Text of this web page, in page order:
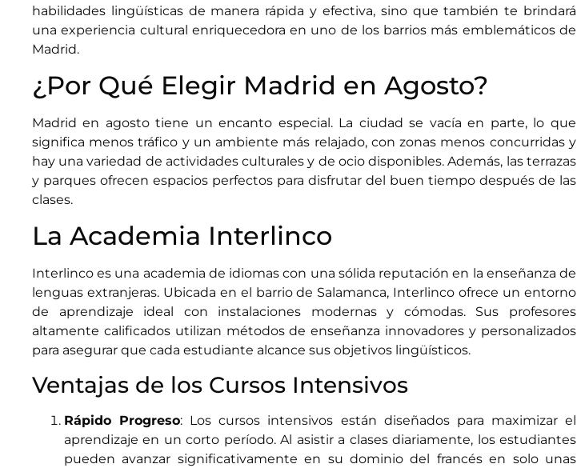
habilidades lingüísticas de manera rápida y efectiva, sino que también te brindará
una experiencia cultural enriquecedora en uno de los barrios más emblemáticos de
Madrid.
¿Por Qué Elegir Madrid en Agosto?
Madrid en agosto tiene un encanto especial. La ciudad se vacía en parte, lo que
significa menos tráfico y un ambiente más relajado, con zonas menos concurridas y
hay una variedad de actividades culturales y de ocio disponibles. Además, las terrazas
y parques ofrecen espacios perfectos para disfrutar del buen tiempo después de las
clases.
La Academia Interlinco
Interlinco es una academia de idiomas con una sólida reputación en la enseñanza de
lenguas extranjeras. Ubicada en el barrio de Salamanca, Interlinco ofrece un entorno
de aprendizaje ideal con instalaciones modernas y cómodas. Sus profesores
altamente calificados utilizan métodos de enseñanza innovadores y personalizados
para asegurar que cada estudiante alcance sus objetivos lingüísticos.
Ventajas de los Cursos Intensivos
Rápido Progreso: Los cursos intensivos están diseñados para maximizar el
aprendizaje en un corto período. Al asistir a clases diariamente, los estudiantes
pueden avanzar significativamente en su dominio del francés en solo unas